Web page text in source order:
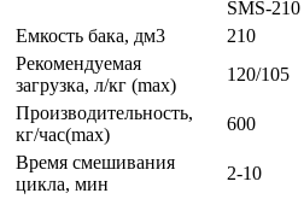
SMS-210
Емкость бака, дм3 210
Рекомендуемая
загрузка, л/кг (max)
120/105
Производительность,
кг/час(max)
600
Время смешивания
цикла, мин
2-10